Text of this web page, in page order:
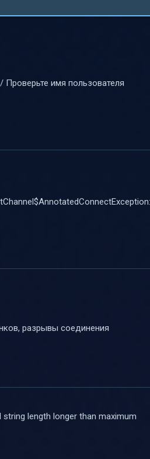
Проверьте имя пользователя
разрывы соединения
string length longer than maximum